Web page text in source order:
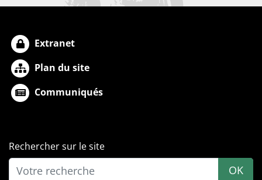
Extranet
Plan du site
Communiqués
Rechercher sur le site
OK